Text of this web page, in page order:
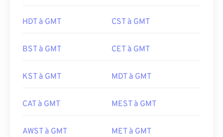
HDT à GMT CST à GMT
BST à GMT CET à GMT
KST à GMT MDT à GMT
CAT à GMT MEST à GMT
AWST à GMT MET à GMT